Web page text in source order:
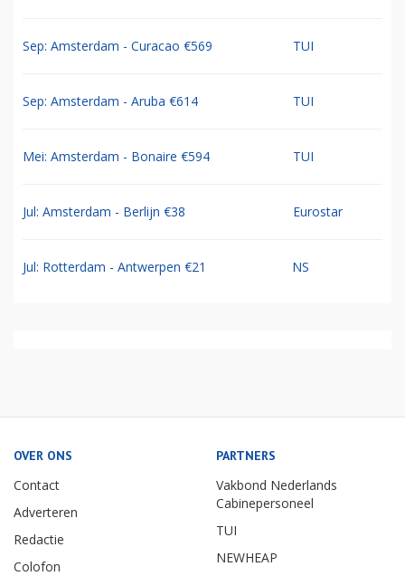
Sep: Amsterdam - Curacao €569 TUI
Sep: Amsterdam - Aruba €614 TUI
Mei: Amsterdam - Bonaire €594 TUI
Jul: Amsterdam - Berlijn €38 Eurostar
Jul: Rotterdam - Antwerpen €21 NS
OVER ONS
Contact
Adverteren
Redactie
Colofon
PARTNERS
Vakbond Nederlands
Cabinepersoneel
TUI
NEWHEAP